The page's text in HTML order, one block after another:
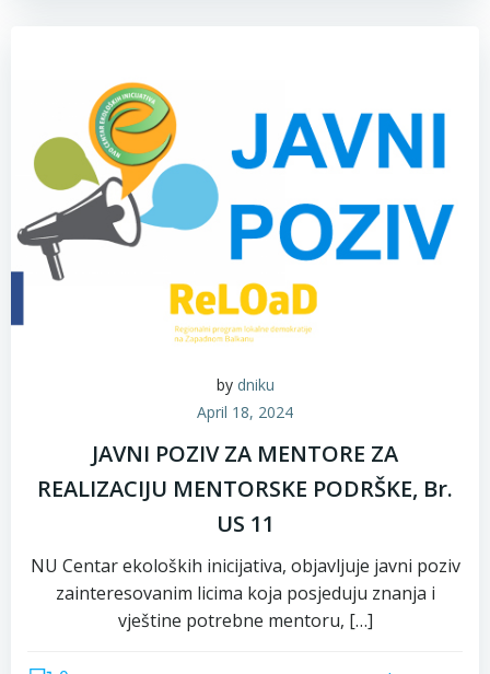
by dniku
April 18, 2024
JAVNI POZIV ZA MENTORE ZA
REALIZACIJU MENTORSKE PODRŠKE, Br.
US 11
NU Centar ekoloških inicijativa, objavljuje javni poziv
zainteresovanim licima koja posjeduju znanja i
vještine potrebne mentoru, […]